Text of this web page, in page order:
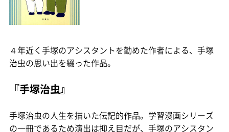
４年近く手塚のアシスタントを勤めた作者による、手塚
治虫の思い出を綴った作品。
『手塚治虫』
手塚治虫の人生を描いた伝記的作品。学習漫画シリーズ
の一冊であるため演出は抑え目だが、手塚のアシスタン